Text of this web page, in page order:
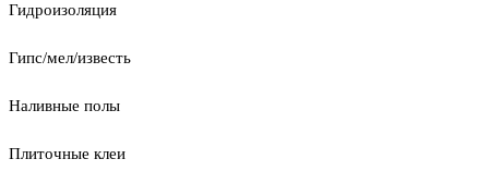
Гидроизоляция
Гипс/мел/известь
Наливные полы
Плиточные клеи